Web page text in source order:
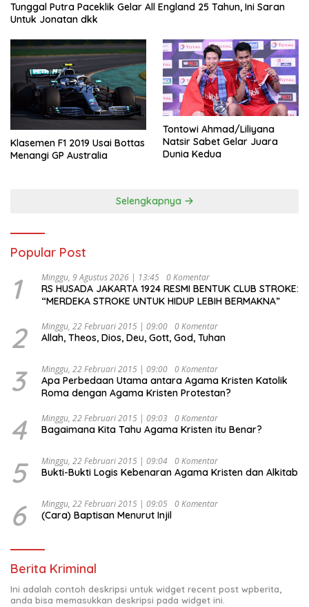
Tunggal Putra Paceklik Gelar All England 25 Tahun, Ini Saran
Untuk Jonatan dkk
Klasemen F1 2019 Usai Bottas
Menangi GP Australia
Tontowi Ahmad/Liliyana
Natsir Sabet Gelar Juara
Dunia Kedua
Selengkapnya
Popular Post
1 Minggu, 9 Agustus 2026 | 13:45 0 Komentar
RS HUSADA JAKARTA 1924 RESMI BENTUK CLUB STROKE:
“MERDEKA STROKE UNTUK HIDUP LEBIH BERMAKNA”
2 Minggu, 22 Februari 2015 | 09:00 0 Komentar
Allah, Theos, Dios, Deu, Gott, God, Tuhan
3 Minggu, 22 Februari 2015 | 09:00 0 Komentar
Apa Perbedaan Utama antara Agama Kristen Katolik
Roma dengan Agama Kristen Protestan?
4 Minggu, 22 Februari 2015 | 09:03 0 Komentar
Bagaimana Kita Tahu Agama Kristen itu Benar?
5 Minggu, 22 Februari 2015 | 09:04 0 Komentar
Bukti-Bukti Logis Kebenaran Agama Kristen dan Alkitab
6 Minggu, 22 Februari 2015 | 09:05 0 Komentar
(Cara) Baptisan Menurut Injil
Berita Kriminal
Ini adalah contoh deskripsi untuk widget recent post wpberita,
anda bisa memasukkan deskripsi pada widget ini.